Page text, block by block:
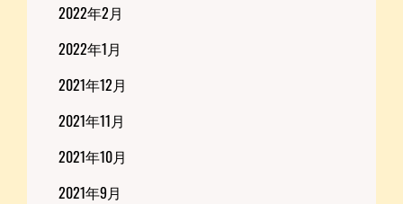
2022年2月
2022年1月
2021年12月
2021年11月
2021年10月
2021年9月